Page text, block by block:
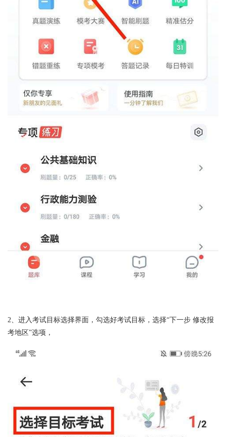
2、进入考试目标选择界面，勾选好考试目标，选择“下一步 修改报
考地区”选项，